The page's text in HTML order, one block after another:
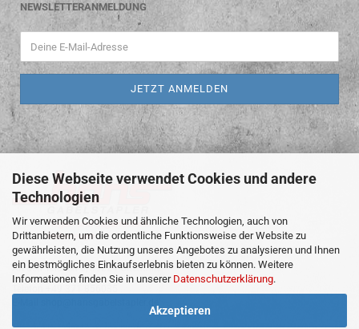
Diese Webseite verwendet Cookies und andere
Technologien
Wir verwenden Cookies und ähnliche Technologien, auch von
Drittanbietern, um die ordentliche Funktionsweise der Website zu
gewährleisten, die Nutzung unseres Angebotes zu analysieren und Ihnen
ein bestmögliches Einkaufserlebnis bieten zu können. Weitere
Informationen finden Sie in unserer Datenschutzerklärung.
Akzeptieren
NEWSLETTERANMELDUNG
An den Teichen 6, 09224 Chemnitz